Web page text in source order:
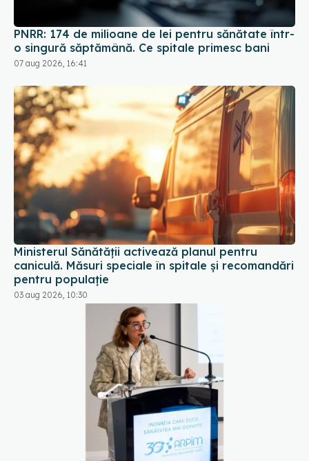
PNRR: 174 de milioane de lei pentru sănătate într-
o singură săptămână. Ce spitale primesc bani
07 aug 2026, 16:41
Ministerul Sănătății activează planul pentru
caniculă. Măsuri speciale în spitale și recomandări
pentru populație
03 aug 2026, 10:30